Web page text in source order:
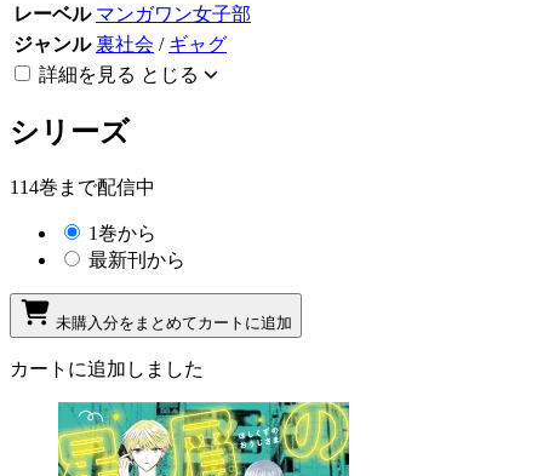
レーベル マンガワン女子部
ジャンル 裏社会 / ギャグ
詳細を見る とじる
シリーズ
114巻まで配信中
1巻から
最新刊から
未購入分をまとめてカートに追加
カートに追加しました